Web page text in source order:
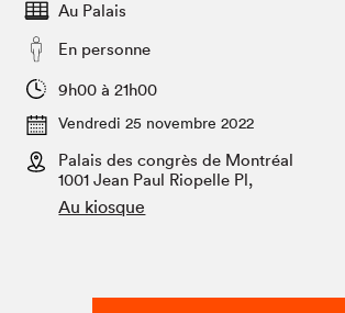
Espace exposant⋅e⋅s
Espace enseignant·e·s
Actualités
SLM PRO
Salon au Palais
Projets partenaires
Au Palais
En personne
9h00 à 21h00
Vendredi 25 novembre 2022
Palais des congrès de Montréal
1001 Jean Paul Riopelle Pl,
Au kiosque